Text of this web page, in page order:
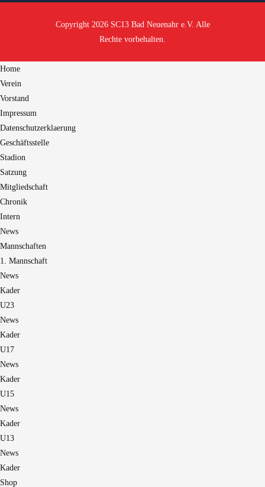
Copyright 2026 SC13 Bad Neuenahr e.V. Alle
Rechte vorbehalten.
Home
Verein
Vorstand
Impressum
Datenschutzerklaerung
Geschäftsstelle
Stadion
Satzung
Mitgliedschaft
Chronik
Intern
News
Mannschaften
1. Mannschaft
News
Kader
U23
News
Kader
U17
News
Kader
U15
News
Kader
U13
News
Kader
Shop